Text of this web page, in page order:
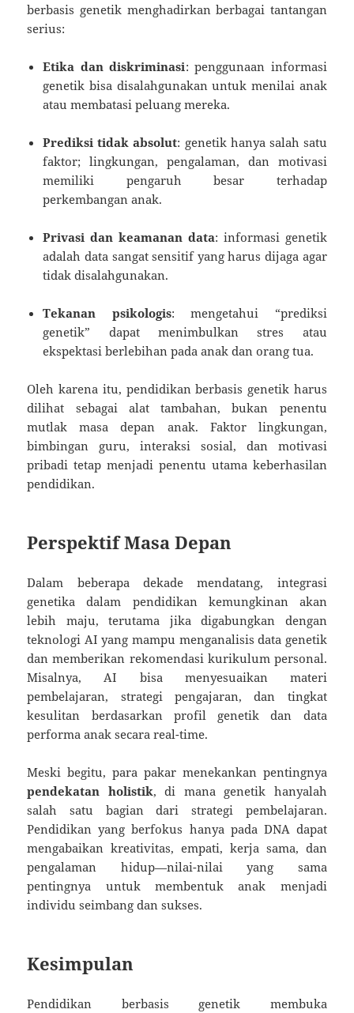
berbasis genetik menghadirkan berbagai tantangan
serius:
Etika dan diskriminasi: penggunaan informasi
genetik bisa disalahgunakan untuk menilai anak
atau membatasi peluang mereka.
Prediksi tidak absolut: genetik hanya salah satu
faktor; lingkungan, pengalaman, dan motivasi
memiliki pengaruh besar terhadap
perkembangan anak.
Privasi dan keamanan data: informasi genetik
adalah data sangat sensitif yang harus dijaga agar
tidak disalahgunakan.
Tekanan psikologis: mengetahui “prediksi
genetik” dapat menimbulkan stres atau
ekspektasi berlebihan pada anak dan orang tua.
Oleh karena itu, pendidikan berbasis genetik harus
dilihat sebagai alat tambahan, bukan penentu
mutlak masa depan anak. Faktor lingkungan,
bimbingan guru, interaksi sosial, dan motivasi
pribadi tetap menjadi penentu utama keberhasilan
pendidikan.
Perspektif Masa Depan
Dalam beberapa dekade mendatang, integrasi
genetika dalam pendidikan kemungkinan akan
lebih maju, terutama jika digabungkan dengan
teknologi AI yang mampu menganalisis data genetik
dan memberikan rekomendasi kurikulum personal.
Misalnya, AI bisa menyesuaikan materi
pembelajaran, strategi pengajaran, dan tingkat
kesulitan berdasarkan profil genetik dan data
performa anak secara real-time.
Meski begitu, para pakar menekankan pentingnya
pendekatan holistik, di mana genetik hanyalah
salah satu bagian dari strategi pembelajaran.
Pendidikan yang berfokus hanya pada DNA dapat
mengabaikan kreativitas, empati, kerja sama, dan
pengalaman hidup—nilai-nilai yang sama
pentingnya untuk membentuk anak menjadi
individu seimbang dan sukses.
Kesimpulan
Pendidikan berbasis genetik membuka